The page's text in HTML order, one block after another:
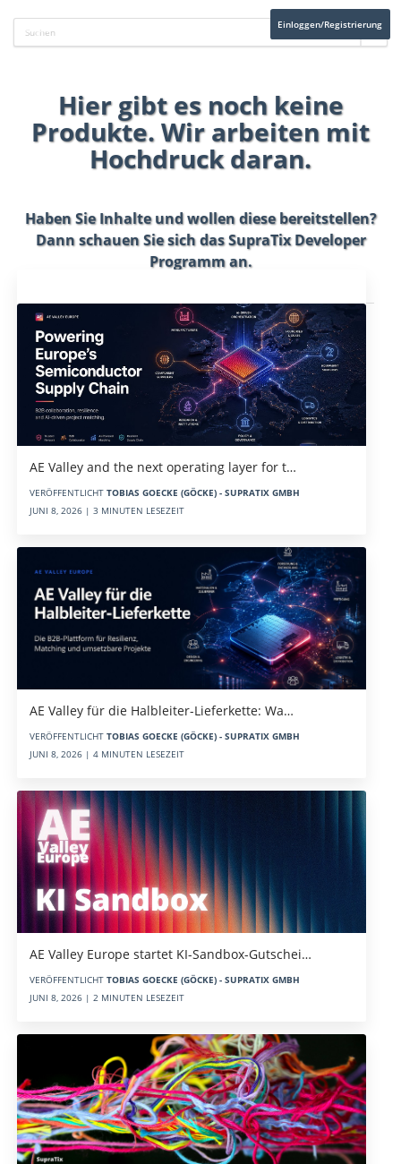
Einloggen/Registrierung
Hier gibt es noch keine
Produkte. Wir arbeiten mit
Hochdruck daran.
Haben Sie Inhalte und wollen diese bereitstellen?
Dann schauen Sie sich dasSupraTix Developer
Programman.
AE Valley and the next operating layer for t…
VERÖFFENTLICHT TOBIAS GOECKE (GÖCKE) - SUPRATIX GMBH
JUNI 8, 2026 | 3 MINUTEN LESEZEIT
AE Valley für die Halbleiter-Lieferkette: Wa…
VERÖFFENTLICHT TOBIAS GOECKE (GÖCKE) - SUPRATIX GMBH
JUNI 8, 2026 | 4 MINUTEN LESEZEIT
AE Valley Europe startet KI-Sandbox-Gutschei…
VERÖFFENTLICHT TOBIAS GOECKE (GÖCKE) - SUPRATIX GMBH
JUNI 8, 2026 | 2 MINUTEN LESEZEIT